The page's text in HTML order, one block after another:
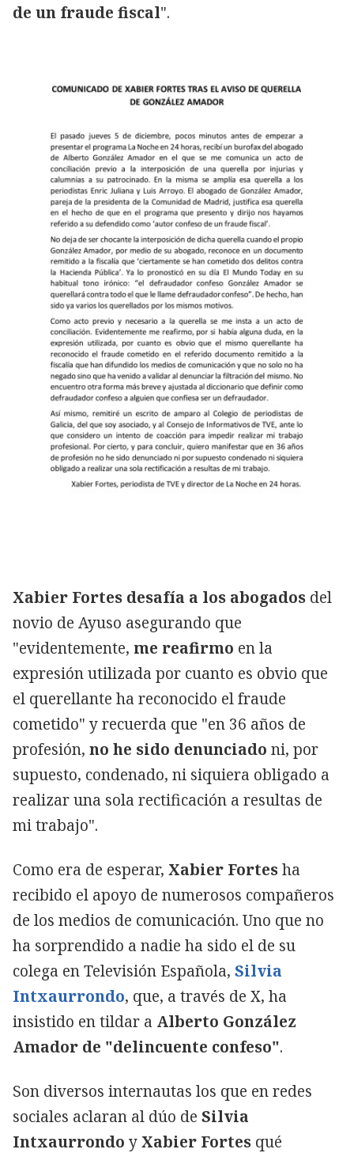
de un fraude fiscal".
Xabier Fortes desafía a los abogados del
novio de Ayuso asegurando que
"evidentemente, me reafirmo en la
expresión utilizada por cuanto es obvio que
el querellante ha reconocido el fraude
cometido" y recuerda que "en 36 años de
profesión, no he sido denunciado ni, por
supuesto, condenado, ni siquiera obligado a
realizar una sola rectificación a resultas de
mi trabajo".
Como era de esperar, Xabier Fortesha
recibido el apoyo de numerosos compañeros
de los medios de comunicación. Uno que no
ha sorprendido a nadie ha sido el de su
colega en Televisión Española, Silvia
Intxaurrondo, que, a través de X, ha
insistido en tildar a Alberto González
Amador de "delincuente confeso".
Son diversos internautas los que en redes
sociales aclaran al dúo de Silvia
Intxaurrondo yXabier Fortes qué